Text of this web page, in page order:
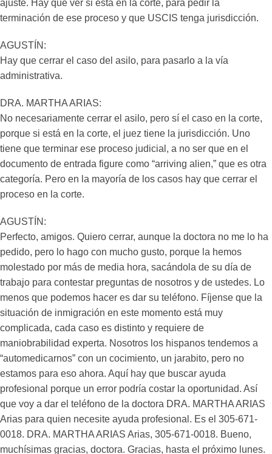
ajuste. Hay que ver si está en la corte, para pedir la
terminación de ese proceso y que USCIS tenga jurisdicción.
AGUSTÍN:
Hay que cerrar el caso del asilo, para pasarlo a la vía
administrativa.
DRA. MARTHA ARIAS:
No necesariamente cerrar el asilo, pero sí el caso en la corte,
porque si está en la corte, el juez tiene la jurisdicción. Uno
tiene que terminar ese proceso judicial, a no ser que en el
documento de entrada figure como “arriving alien,” que es otra
categoría. Pero en la mayoría de los casos hay que cerrar el
proceso en la corte.
AGUSTÍN:
Perfecto, amigos. Quiero cerrar, aunque la doctora no me lo ha
pedido, pero lo hago con mucho gusto, porque la hemos
molestado por más de media hora, sacándola de su día de
trabajo para contestar preguntas de nosotros y de ustedes. Lo
menos que podemos hacer es dar su teléfono. Fíjense que la
situación de inmigración en este momento está muy
complicada, cada caso es distinto y requiere de
maniobrabilidad experta. Nosotros los hispanos tendemos a
“automedicarnos” con un cocimiento, un jarabito, pero no
estamos para eso ahora. Aquí hay que buscar ayuda
profesional porque un error podría costar la oportunidad. Así
que voy a dar el teléfono de la doctora DRA. MARTHA ARIAS
Arias para quien necesite ayuda profesional. Es el 305-671-
0018. DRA. MARTHA ARIAS Arias, 305-671-0018. Bueno,
muchísimas gracias, doctora. Gracias, hasta el próximo lunes.